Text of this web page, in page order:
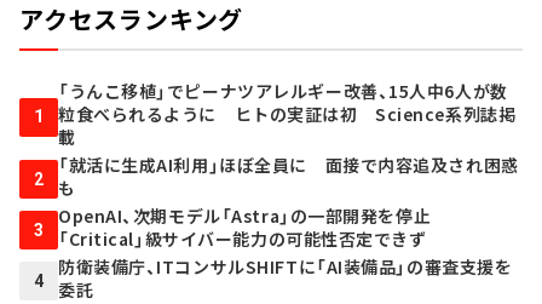
アクセスランキング
1
「うんこ移植」でピーナツアレルギー改善、15人中6人が数
粒食べられるように ヒトの実証は初 Science系列誌掲
載
2
「就活に生成AI利用」ほぼ全員に 面接で内容追及され困惑
も
3
OpenAI、次期モデル「Astra」の一部開発を停止
「Critical」級サイバー能力の可能性否定できず
4
防衛装備庁、ITコンサルSHIFTに「AI装備品」の審査支援を
委託